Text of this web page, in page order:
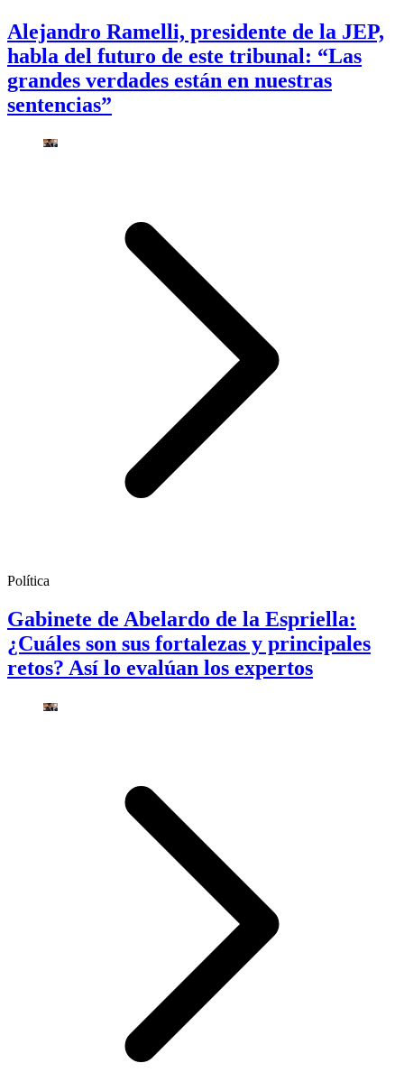
Alejandro Ramelli, presidente de la JEP,
habla del futuro de este tribunal: “Las
grandes verdades están en nuestras
sentencias”
Política
Gabinete de Abelardo de la Espriella:
¿Cuáles son sus fortalezas y principales
retos? Así lo evalúan los expertos